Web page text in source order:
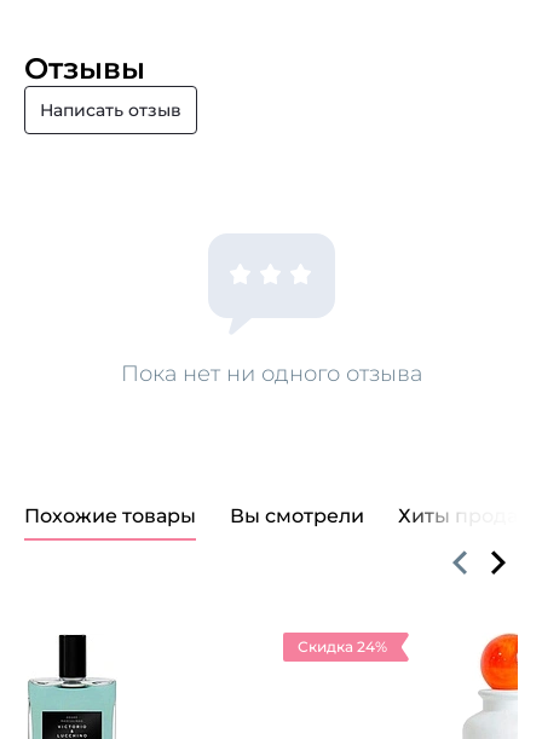
Отзывы
Написать отзыв
Пока нет ни одного отзыва
Похожие товары Вы смотрели Хиты продаж
Скидка 24%